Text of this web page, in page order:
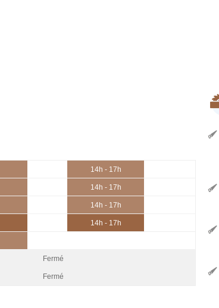
14h - 17h
14h - 17h
14h - 17h
14h - 17h
Fermé
Fermé